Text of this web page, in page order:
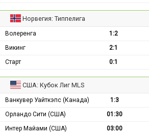
Норвегия: Типпелига
Волеренга 1:2
Викинг
2:1
Старт
0:1
США: Кубок Лиг MLS
Ванкувер Уайткэпс (Канада) 1:3
Орландо Сити (США)
01:30
Интер Майами (США)
03:00